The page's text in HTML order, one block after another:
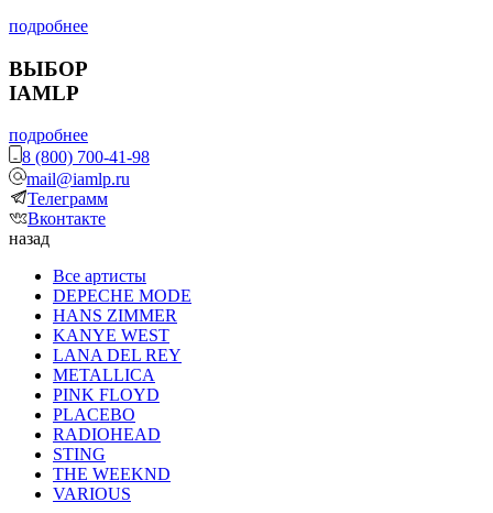
подробнее
ВЫБОР
IAMLP
подробнее
8 (800) 700-41-98
mail@iamlp.ru
Телеграмм
Вконтакте
назад
Все артисты
DEPECHE MODE
HANS ZIMMER
KANYE WEST
LANA DEL REY
METALLICA
PINK FLOYD
PLACEBO
RADIOHEAD
STING
THE WEEKND
VARIOUS